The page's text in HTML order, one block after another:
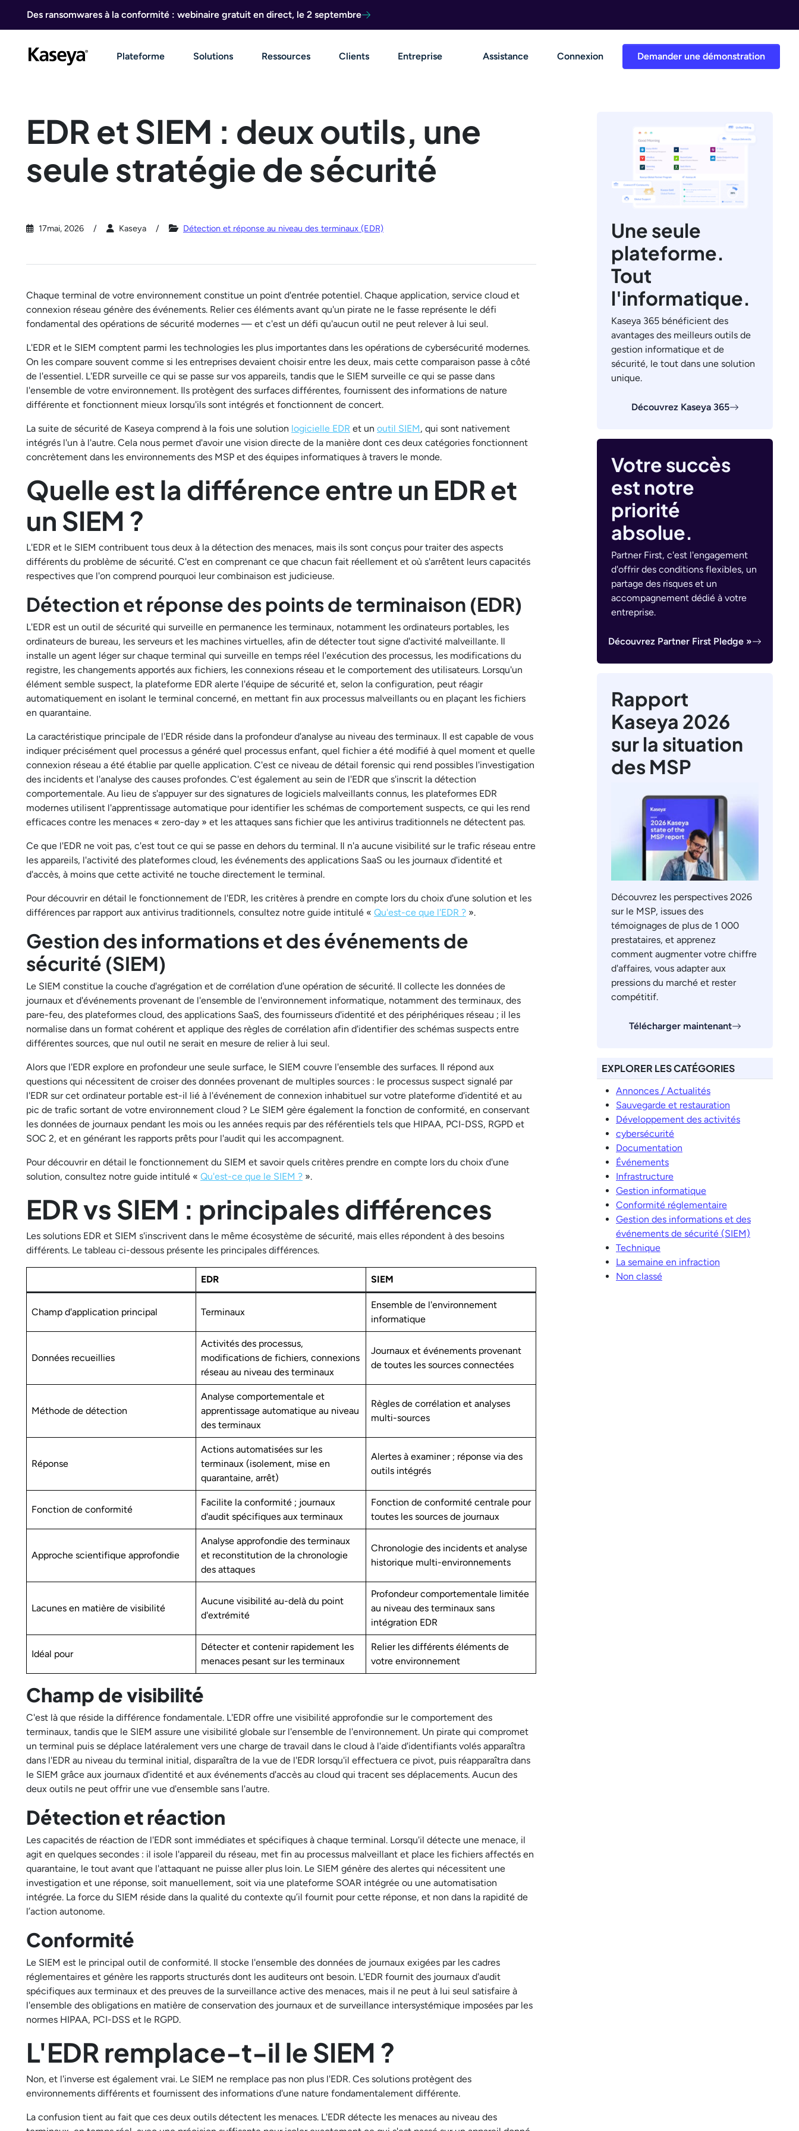
Des ransomwares à la conformité : webinaire gratuit en direct, le 2 septembre
Demander une démonstration
Plateforme Solutions Ressources Clients Entreprise Assistance Connexion
EDR et SIEM : deux outils, une
seule stratégie de sécurité
17mai, 2026 Kaseya Détection et réponse au niveau des terminaux (EDR)
Chaque terminal de votre environnement constitue un point d'entrée potentiel. Chaque application, service cloud et
connexion réseau génère des événements. Relier ces éléments avant qu'un pirate ne le fasse représente le défi
fondamental des opérations de sécurité modernes — et c'est un défi qu'aucun outil ne peut relever à lui seul.
L'EDR et le SIEM comptent parmi les technologies les plus importantes dans les opérations de cybersécurité modernes.
On les compare souvent comme si les entreprises devaient choisir entre les deux, mais cette comparaison passe à côté
de l'essentiel. L'EDR surveille ce qui se passe sur vos appareils, tandis que le SIEM surveille ce qui se passe dans
l'ensemble de votre environnement. Ils protègent des surfaces différentes, fournissent des informations de nature
différente et fonctionnent mieux lorsqu'ils sont intégrés et fonctionnent de concert.
La suite de sécurité de Kaseya comprend à la fois une solution logicielle EDR et un outil SIEM, qui sont nativement
intégrés l'un à l'autre. Cela nous permet d'avoir une vision directe de la manière dont ces deux catégories fonctionnent
concrètement dans les environnements des MSP et des équipes informatiques à travers le monde.
Quelle est la différence entre un EDR et
un SIEM ?
L'EDR et le SIEM contribuent tous deux à la détection des menaces, mais ils sont conçus pour traiter des aspects
différents du problème de sécurité. C'est en comprenant ce que chacun fait réellement et où s'arrêtent leurs capacités
respectives que l'on comprend pourquoi leur combinaison est judicieuse.
Détection et réponse des points de terminaison (EDR)
L'EDR est un outil de sécurité qui surveille en permanence les terminaux, notamment les ordinateurs portables, les
ordinateurs de bureau, les serveurs et les machines virtuelles, afin de détecter tout signe d'activité malveillante. Il
installe un agent léger sur chaque terminal qui surveille en temps réel l'exécution des processus, les modifications du
registre, les changements apportés aux fichiers, les connexions réseau et le comportement des utilisateurs. Lorsqu'un
élément semble suspect, la plateforme EDR alerte l'équipe de sécurité et, selon la configuration, peut réagir
automatiquement en isolant le terminal concerné, en mettant fin aux processus malveillants ou en plaçant les fichiers
en quarantaine.
La caractéristique principale de l'EDR réside dans la profondeur d'analyse au niveau des terminaux. Il est capable de vous
indiquer précisément quel processus a généré quel processus enfant, quel fichier a été modifié à quel moment et quelle
connexion réseau a été établie par quelle application. C'est ce niveau de détail forensic qui rend possibles l'investigation
des incidents et l'analyse des causes profondes. C'est également au sein de l'EDR que s'inscrit la détection
comportementale. Au lieu de s'appuyer sur des signatures de logiciels malveillants connus, les plateformes EDR
modernes utilisent l'apprentissage automatique pour identifier les schémas de comportement suspects, ce qui les rend
efficaces contre les menaces « zero-day » et les attaques sans fichier que les antivirus traditionnels ne détectent pas.
Ce que l'EDR ne voit pas, c'est tout ce qui se passe en dehors du terminal. Il n'a aucune visibilité sur le trafic réseau entre
les appareils, l'activité des plateformes cloud, les événements des applications SaaS ou les journaux d'identité et
d'accès, à moins que cette activité ne touche directement le terminal.
Pour découvrir en détail le fonctionnement de l'EDR, les critères à prendre en compte lors du choix d'une solution et les
différences par rapport aux antivirus traditionnels, consultez notre guide intitulé « Qu'est-ce que l'EDR ? ».
Gestion des informations et des événements de
sécurité (SIEM)
Le SIEM constitue la couche d'agrégation et de corrélation d'une opération de sécurité. Il collecte les données de
journaux et d'événements provenant de l'ensemble de l'environnement informatique, notamment des terminaux, des
pare-feu, des plateformes cloud, des applications SaaS, des fournisseurs d'identité et des périphériques réseau ; il les
normalise dans un format cohérent et applique des règles de corrélation afin d'identifier des schémas suspects entre
différentes sources, que nul outil ne serait en mesure de relier à lui seul.
Alors que l'EDR explore en profondeur une seule surface, le SIEM couvre l'ensemble des surfaces. Il répond aux
questions qui nécessitent de croiser des données provenant de multiples sources : le processus suspect signalé par
l'EDR sur cet ordinateur portable est-il lié à l'événement de connexion inhabituel sur votre plateforme d'identité et au
pic de trafic sortant de votre environnement cloud ? Le SIEM gère également la fonction de conformité, en conservant
les données de journaux pendant les mois ou les années requis par des référentiels tels que HIPAA, PCI-DSS, RGPD et
SOC 2, et en générant les rapports prêts pour l'audit qui les accompagnent.
Pour découvrir en détail le fonctionnement du SIEM et savoir quels critères prendre en compte lors du choix d'une
solution, consultez notre guide intitulé « Qu'est-ce que le SIEM ? ».
EDR vs SIEM : principales différences
Les solutions EDR et SIEM s'inscrivent dans le même écosystème de sécurité, mais elles répondent à des besoins
différents. Le tableau ci-dessous présente les principales différences.
EDR SIEM
Champ d'application principal Terminaux
Ensemble de l'environnement
informatique
Données recueillies
Activités des processus,
modifications de fichiers, connexions
réseau au niveau des terminaux
Journaux et événements provenant
de toutes les sources connectées
Méthode de détection
Analyse comportementale et
apprentissage automatique au niveau
des terminaux
Règles de corrélation et analyses
multi-sources
Réponse
Actions automatisées sur les
terminaux (isolement, mise en
quarantaine, arrêt)
Alertes à examiner ; réponse via des
outils intégrés
Fonction de conformité
Facilite la conformité ; journaux
d'audit spécifiques aux terminaux
Fonction de conformité centrale pour
toutes les sources de journaux
Approche scientifique approfondie
Analyse approfondie des terminaux
et reconstitution de la chronologie
des attaques
Chronologie des incidents et analyse
historique multi-environnements
Lacunes en matière de visibilité
Aucune visibilité au-delà du point
d'extrémité
Profondeur comportementale limitée
au niveau des terminaux sans
intégration EDR
Idéal pour
Détecter et contenir rapidement les
menaces pesant sur les terminaux
Relier les différents éléments de
votre environnement
Champ de visibilité
C'est là que réside la différence fondamentale. L'EDR offre une visibilité approfondie sur le comportement des
terminaux, tandis que le SIEM assure une visibilité globale sur l'ensemble de l'environnement. Un pirate qui compromet
un terminal puis se déplace latéralement vers une charge de travail dans le cloud à l'aide d'identifiants volés apparaîtra
dans l'EDR au niveau du terminal initial, disparaîtra de la vue de l'EDR lorsqu'il effectuera ce pivot, puis réapparaîtra dans
le SIEM grâce aux journaux d'identité et aux événements d'accès au cloud qui tracent ses déplacements. Aucun des
deux outils ne peut offrir une vue d'ensemble sans l'autre.
Détection et réaction
Les capacités de réaction de l'EDR sont immédiates et spécifiques à chaque terminal. Lorsqu'il détecte une menace, il
agit en quelques secondes : il isole l'appareil du réseau, met fin au processus malveillant et place les fichiers affectés en
quarantaine, le tout avant que l'attaquant ne puisse aller plus loin. Le SIEM génère des alertes qui nécessitent une
investigation et une réponse, soit manuellement, soit via une plateforme SOAR intégrée ou une automatisation
intégrée. La force du SIEM réside dans la qualité du contexte qu’il fournit pour cette réponse, et non dans la rapidité de
l’action autonome.
Conformité
Le SIEM est le principal outil de conformité. Il stocke l'ensemble des données de journaux exigées par les cadres
réglementaires et génère les rapports structurés dont les auditeurs ont besoin. L'EDR fournit des journaux d'audit
spécifiques aux terminaux et des preuves de la surveillance active des menaces, mais il ne peut à lui seul satisfaire à
l'ensemble des obligations en matière de conservation des journaux et de surveillance intersystémique imposées par les
normes HIPAA, PCI-DSS et le RGPD.
L'EDR remplace-t-il le SIEM ?
Non, et l'inverse est également vrai. Le SIEM ne remplace pas non plus l'EDR. Ces solutions protègent des
environnements différents et fournissent des informations d'une nature fondamentalement différente.
La confusion tient au fait que ces deux outils détectent les menaces. L'EDR détecte les menaces au niveau des
Une seule
plateforme.
Tout
l'informatique.
Kaseya 365 bénéficient des
avantages des meilleurs outils de
gestion informatique et de
sécurité, le tout dans une solution
unique.
Découvrez Kaseya 365
Votre succès
est notre
priorité
absolue.
Partner First, c'est l'engagement
d'offrir des conditions flexibles, un
partage des risques et un
accompagnement dédié à votre
entreprise.
Découvrez Partner First Pledge »
Rapport
Kaseya 2026
sur la situation
des MSP
Découvrez les perspectives 2026
sur le MSP, issues des
témoignages de plus de 1 000
prestataires, et apprenez
comment augmenter votre chiffre
d'affaires, vous adapter aux
pressions du marché et rester
compétitif.
Télécharger maintenant
EXPLORER LES CATÉGORIES
Annonces / Actualités
Sauvegarde et restauration
Développement des activités
cybersécurité
Documentation
Événements
Infrastructure
Gestion informatique
Conformité réglementaire
Gestion des informations et des
événements de sécurité (SIEM)
Technique
La semaine en infraction
Non classé